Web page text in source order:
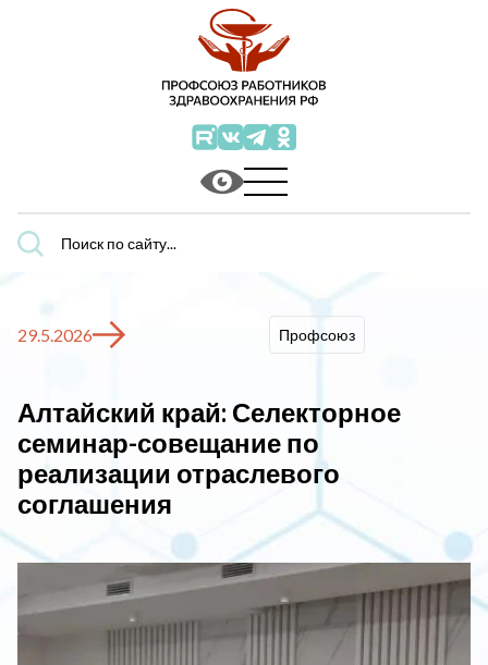
Поиск
по
29.5.2026 Профсоюз
Алтайский край: Селекторное
семинар-совещание по
реализации отраслевого
соглашения